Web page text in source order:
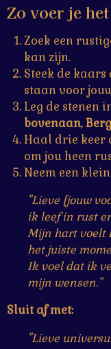
Zo voer je
Zoek een
kan zijn.
Steek de
staan voor
Leg de stenen
bovenaan,
Haal drie keer
om jou heen
Neem een
"Lieve [jouw
ik leef in rust
Mijn hart voelt
het juiste
Ik voel dat ik
mijn wensen."
Sluit af met:
"Lieve